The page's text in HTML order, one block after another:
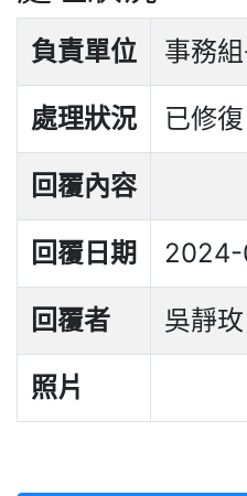
負責單位 事務
處理狀況 已修復
回覆內容
回覆日期
回覆者 吳靜玫
照片